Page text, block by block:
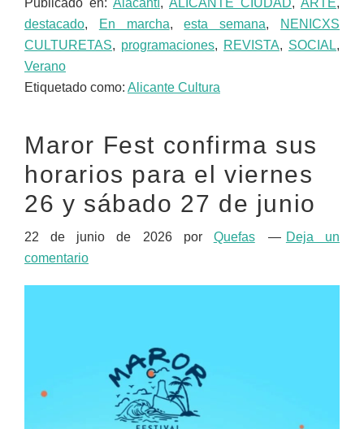
destacado, En marcha,esta semana,
NENICXS
CULTURETAS, programaciones, REVISTA, SOCIAL,
Verano
Etiquetado como: Alicante Cultura
Maror Fest confirma sus
horarios para el viernes
26 y sábado 27 de junio
22 de junio de 2026por Quefas
Deja un
comentario